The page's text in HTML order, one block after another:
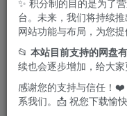
特点描述
去广告纯净版
✨ 积分制的目的是为了
台。未来，我们将持续
网站功能与布局，为您提
📂 本站目前支持的网盘有
续也会逐步增加，给大家
感谢您的支持与信任！
系我们。📩 祝您下载愉